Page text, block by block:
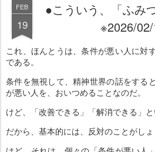
FEB
19
●こういう、「ふみ
※2026/
これ、ほんとうは、条件が悪い人に対
である。
条件を無視して、精神世界の話をする
が悪い人を、おいつめることなのだ。
けど、「改善できる」「解消できる」と
だから、基本的には、反対のことがしょ